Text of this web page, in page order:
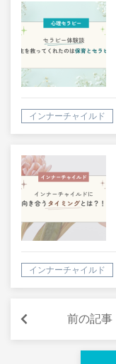
インナーチャイルド
インナーチャイルド
前の記事